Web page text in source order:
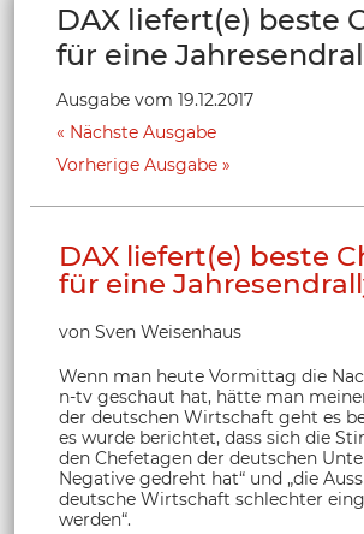
DAX liefert(e) beste
für eine
Ausgabe vom 19.12.2017
Nächste Ausgabe
Vorherige Ausgabe
DAX liefert(e) beste
für eine
von Sven Weisenhaus
Wenn man heute Vormittag die
n-tv geschaut hat, hätte man
der deutschen Wirtschaft geht es
es wurde berichtet, dass sich die
den Chefetagen der deutschen
Negative gedreht hat“ und „die
deutsche Wirtschaft schlechter
werden“.